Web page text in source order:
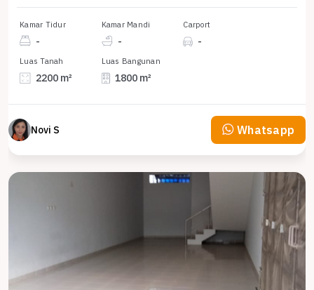
Kamar Tidur
-
Kamar Mandi
-
Carport
-
Luas Tanah
2200 m²
Luas Bangunan
1800 m²
Novi S Whatsapp